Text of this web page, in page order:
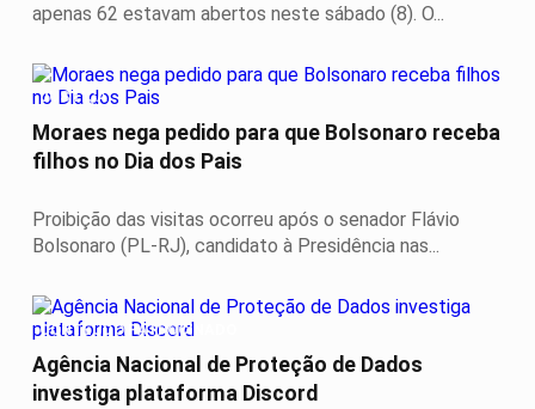
apenas 62 estavam abertos neste sábado (8). O...
JUSTIÇA
Moraes nega pedido para que Bolsonaro receba
filhos no Dia dos Pais
Proibição das visitas ocorreu após o senador Flávio
Bolsonaro (PL-RJ), candidato à Presidência nas...
CONTEÚDO PATROCINADO
Agência Nacional de Proteção de Dados
investiga plataforma Discord